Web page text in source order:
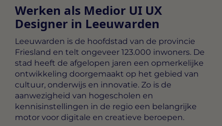
Werken als Medior UI UX
Designer in Leeuwarden
Leeuwarden is de hoofdstad van de provincie
Friesland en telt ongeveer 123.000 inwoners. De
stad heeft de afgelopen jaren een opmerkelijke
ontwikkeling doorgemaakt op het gebied van
cultuur, onderwijs en innovatie. Zo is de
aanwezigheid van hogescholen en
kennisinstellingen in de regio een belangrijke
motor voor digitale en creatieve beroepen.